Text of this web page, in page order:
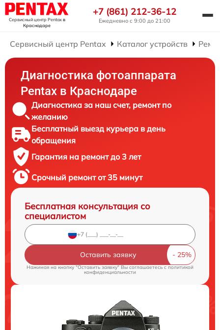
Сервисный центр Pentaxв
Краснодаре
+7 (861) 212-36-12
Ежедневно с 9:00 до 21:00
Сервисный центр Pentax Каталог устройств
Диагностика фотоаппарата
Pentax в Краснодаре
Диагностика за наш счет, ремонт по
желанию
Бесплатный выезд курьера в день
обращения
Гарантия на ремонт до 3 лет
Срочный ремонт от 35 минут
Бесплатная консультация со
специалистом
Оставить заявку
Нажимая на кнопку "Оставить заявку" Вы соглашаетесь cполитикой
конфиденциальности